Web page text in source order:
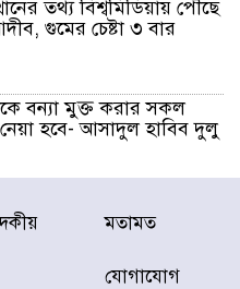
তথ্য বিশ্বমিডিয়ায় পৌঁছে
গুমের চেষ্টা ৩ বার
বন্যা মুক্ত করার সকল
হবে- আসাদুল হাবিব দুলু
খাতে অস্থিরতা তৈরির
একটি চক্র : প্রধানমন্ত্রী
মতামত
যোগাযোগ